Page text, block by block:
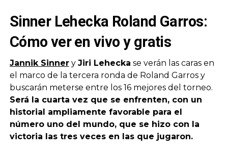
Sinner Lehecka Roland Garros:
Cómo ver en vivo y gratis
Jannik Sinnery Jiri Lehecka se verán las caras en
el marco de la tercera ronda de Roland Garros y
buscarán meterse entre los 16 mejores del torneo.
Será la cuarta vez que se enfrenten, con un
historial ampliamente favorable para el
número uno del mundo, que se hizo con la
victoria las tres veces en las que jugaron.